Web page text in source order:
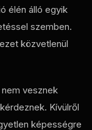
élén álló egyik
szemben.
közvetlenül
nem vesznek
Kívülről
képességre